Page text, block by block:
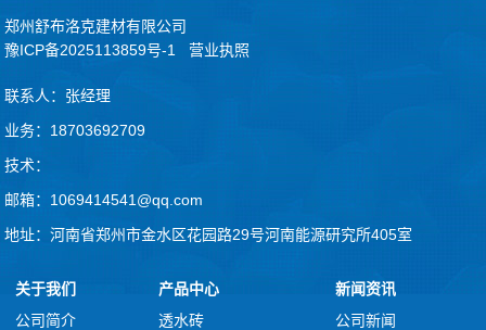
郑州舒布洛克建材有限公司
豫ICP备2025113859号-1
营业执照
联系人：张经理
业务：18703692709
技术：
邮箱：1069414541@qq.com
地址：河南省郑州市金水区花园路29号河南能源研究所405室
关于我们
公司简介
产品中心
透水砖
新闻资讯
公司新闻